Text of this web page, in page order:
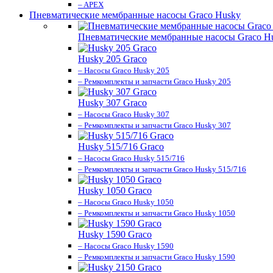
– APEX
Пневматические мембранные насосы Graco Husky
Пневматические мембранные насосы Graco
Husky 205 Graco
– Насосы Graco Husky 205
– Ремкомплекты и запчасти Graco Husky 205
Husky 307 Graco
– Насосы Graco Husky 307
– Ремкомплекты и запчасти Graco Husky 307
Husky 515/716 Graco
– Насосы Graco Husky 515/716
– Ремкомплекты и запчасти Graco Husky 515/716
Husky 1050 Graco
– Насосы Graco Husky 1050
– Ремкомплекты и запчасти Graco Husky 1050
Husky 1590 Graco
– Насосы Graco Husky 1590
– Ремкомплекты и запчасти Graco Husky 1590